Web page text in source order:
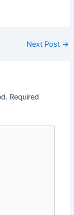
Next Post →
Required